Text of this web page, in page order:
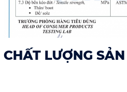
CHẤT LƯỢNG